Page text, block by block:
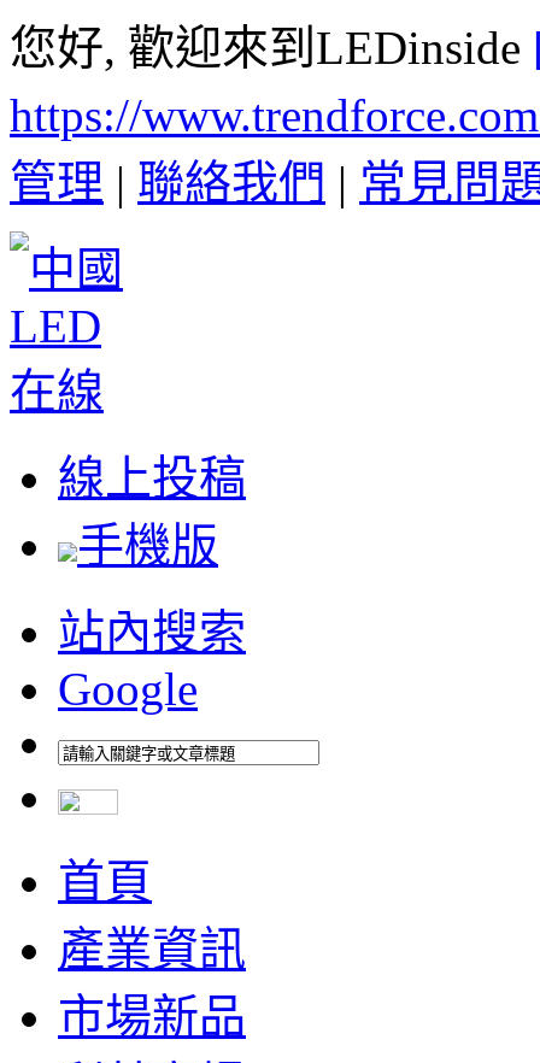
您好, 歡迎來到LEDinside
https://
管理 | 聯絡我們 | 常見問
線上投稿
手機版
站內搜索
Google
首頁
產業資訊
市場新品